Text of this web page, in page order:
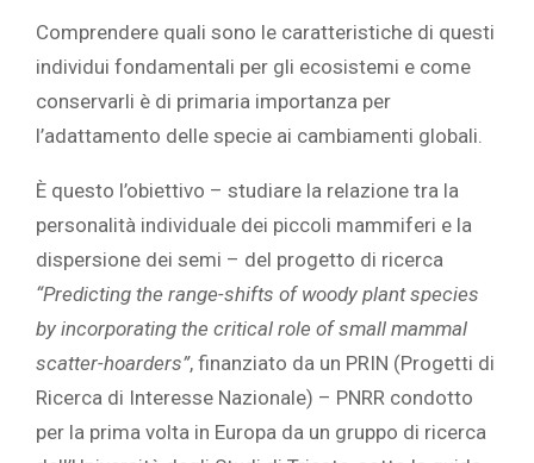
Comprendere quali sono le caratteristiche di questi
individui fondamentali per gli ecosistemi e come
conservarli è di primaria importanza per
l’adattamento delle specie ai cambiamenti globali.
È questo l’obiettivo – studiare la relazione tra la
personalità individuale dei piccoli mammiferi e la
dispersione dei semi – del progetto di ricerca
“Predicting the range-shifts of woody plant species
by incorporating the critical role of small mammal
scatter-hoarders”, finanziato da un PRIN (Progetti di
Ricerca di Interesse Nazionale) – PNRR condotto
per la prima volta in Europa da un gruppo di ricerca